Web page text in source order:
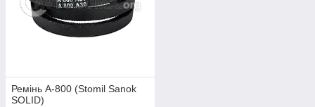
Ремінь A-800 (Stomil Sanok
SOLID)